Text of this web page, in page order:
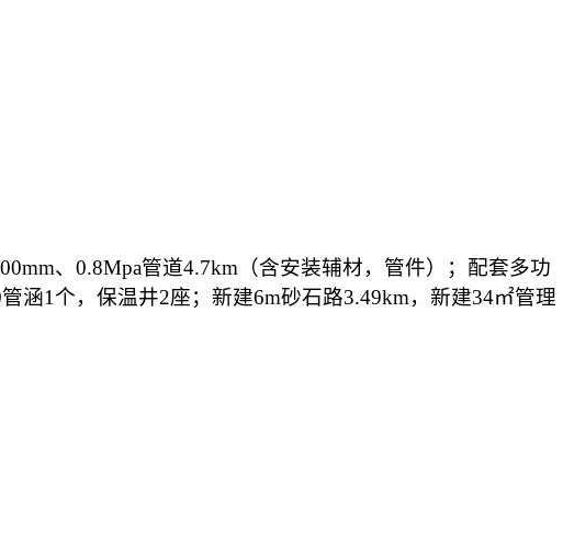
、 0.8Mpa管道4.7km （含安装辅材，管件）；配套多功
管涵1个，保温井2座；新建6m砂石路3.49km，新建34㎡管理